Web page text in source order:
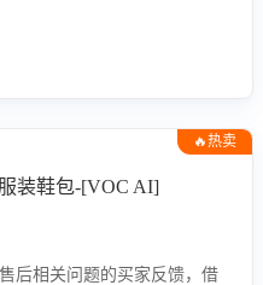
🔥热卖
装鞋包-[VOC AI]
后相关问题的买家反馈，借